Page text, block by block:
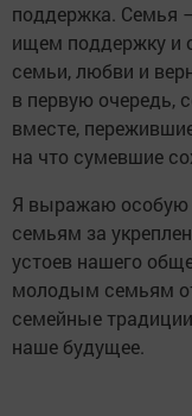
поддержка. Семья
ищем поддержку и
семьи, любви и
в первую очередь,
вместе,
на что сумевшие
Я выражаю особую
семьям за
устоев нашего
молодым семьям
семейные
наше будущее.